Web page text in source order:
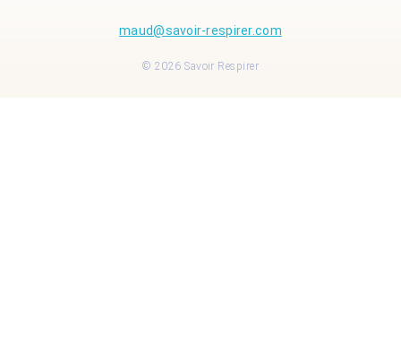
maud@savoir-respirer.com
© 2026 Savoir Respirer